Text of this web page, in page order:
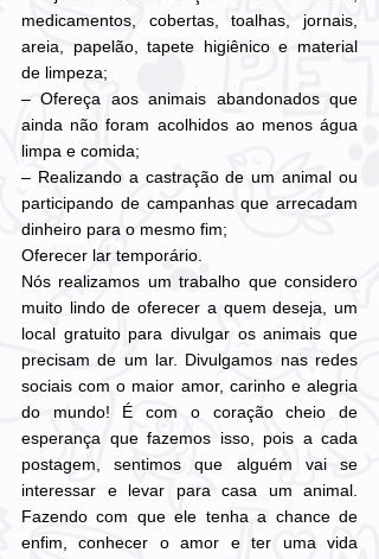
medicamentos, cobertas, toalhas, jornais,
areia, papelão, tapete higiênico e material
de limpeza;
– Ofereça aos animais abandonados que
ainda não foram acolhidos ao menos água
limpa e comida;
– Realizando a castração de um animal ou
participando de campanhas que arrecadam
dinheiro para o mesmo fim;
Oferecer lar temporário.
Nós realizamos um trabalho que considero
muito lindo de oferecer a quem deseja, um
local gratuito para divulgar os animais que
precisam de um lar. Divulgamos nas redes
sociais com o maior amor, carinho e alegria
do mundo! É com o coração cheio de
esperança que fazemos isso, pois a cada
postagem, sentimos que alguém vai se
interessar e levar para casa um animal.
Fazendo com que ele tenha a chance de
enfim, conhecer o amor e ter uma vida